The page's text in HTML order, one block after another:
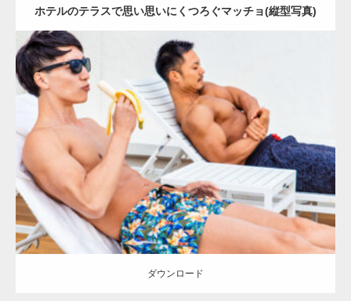
ホテルのテラスで思い思いにくつろぐマッチョ(縦型写真)
Update:2023.02.11
Category: ホテルのマッチョ オレンジの人 AKIHITO(細マッチョ)
TOSHI(大胸筋)
大胸筋 肩 宗像 (福岡)
ダウンロード
ダウンロード